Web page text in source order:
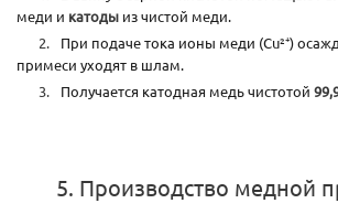
меди и катоды из чистой меди.
При подаче тока ионы меди (Cu²⁺)
примеси уходят в шлам.
Получается катодная медь чистотой
5. Производство медной